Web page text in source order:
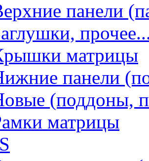
панели
матрицы
панели
(поддоны,
матрицы